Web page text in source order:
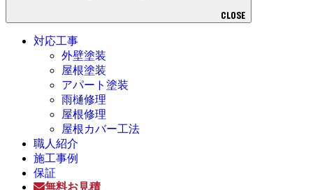
CLOSE
対応工事
外壁塗装
屋根塗装
アパート塗装
雨樋修理
屋根修理
屋根カバー工法
職人紹介
施工事例
保証
無料お見積